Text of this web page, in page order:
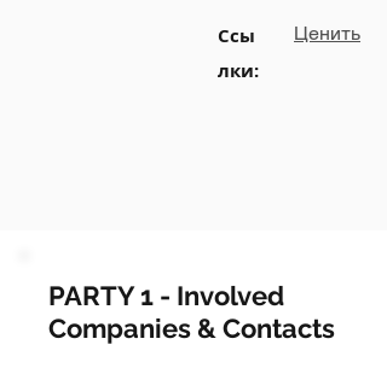
Ссы
лки:
Ценить
PARTY 1 - Involved
Companies & Contacts